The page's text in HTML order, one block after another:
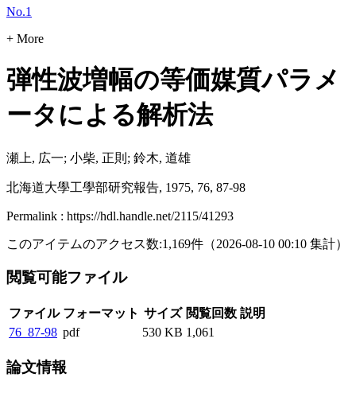
No.1
+ More
弾性波増幅の等価媒質パラメ
ータによる解析法
瀬上, 広一; 小柴, 正則; 鈴木, 道雄
北海道大學工學部研究報告, 1975, 76, 87-98
Permalink : https://hdl.handle.net/2115/41293
このアイテムのアクセス数:1,169件 （2026-08-10 00:10 集計）
閲覧可能ファイル
ファイル フォーマット サイズ 閲覧回数 説明
76_87-98 pdf 530 KB 1,061
論文情報